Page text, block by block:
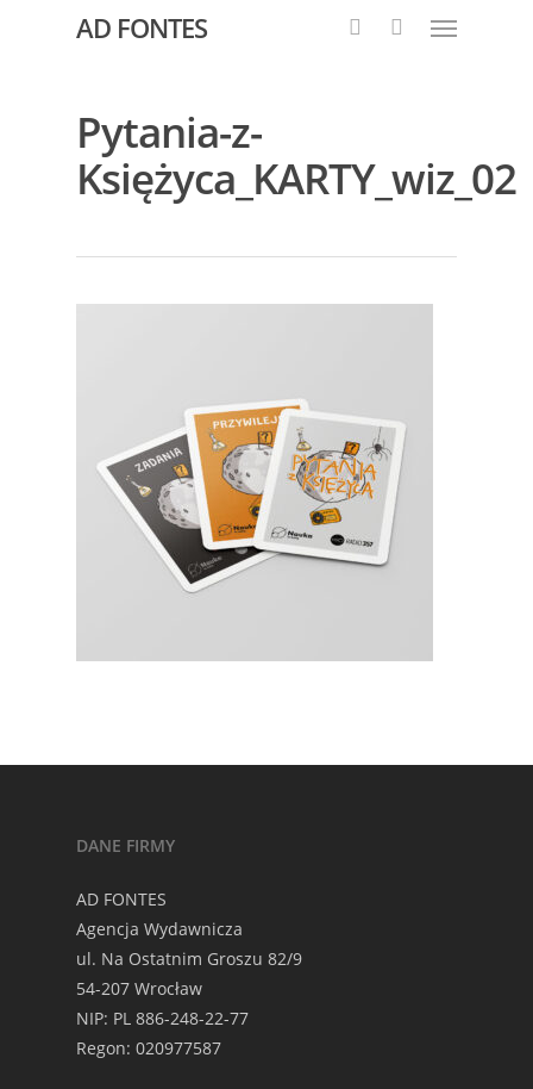
AD FONTES
Pytania-z-
Księżyca_KARTY_wiz_02
DANE FIRMY
AD FONTES
Agencja Wydawnicza
ul. Na Ostatnim Groszu 82/9
54-207 Wrocław
NIP: PL 886-248-22-77
Regon: 020977587